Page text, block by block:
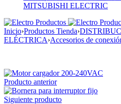
MITSUBISHI ELECTRIC
Inicio›Productos Tienda›
ELÉCTRICA›Accesorios de
Producto anterior
Siguiente producto